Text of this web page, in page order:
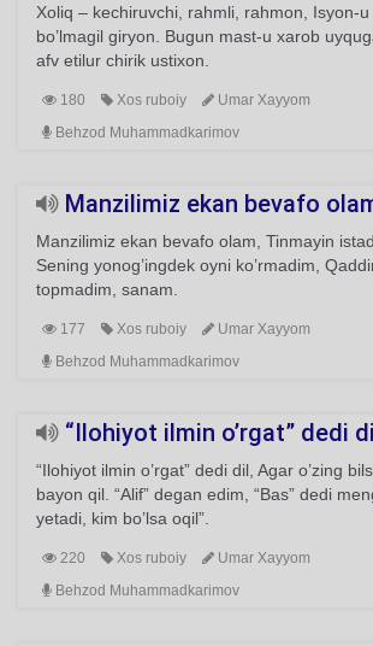
Xoliq – kechiruvchi, rahmli, rahmon, Isyon-
bo’lmagil giryon. Bugun mast-u xarob
afv etilur chirik ustixon.
180 Xos ruboiy
Umar Xayyom
Behzod Muhammadkarimov
Manzilimiz ekan bevafo
Manzilimiz ekan bevafo olam, Tinmayin
Sening yonog’ingdek oyni ko’rmadim,
topmadim, sanam.
177 Xos ruboiy
Umar Xayyom
Behzod Muhammadkarimov
“Ilohiyot ilmin o’rgat” dedi
“Ilohiyot ilmin o’rgat” dedi dil, Agar o’zing
bayon qil. “Alif” degan edim, “Bas” dedi
yetadi, kim bo’lsa oqil”.
220 Xos ruboiy
Umar Xayyom
Behzod Muhammadkarimov